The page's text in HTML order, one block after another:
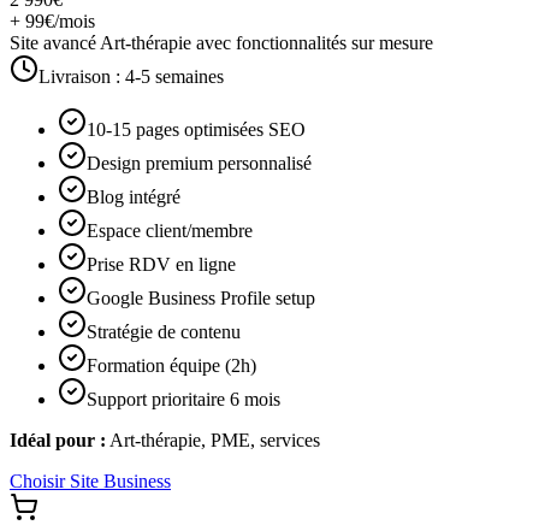
+ 99€/mois
Site avancé Art-thérapie avec fonctionnalités sur mesure
Livraison : 4-5 semaines
10-15 pages optimisées SEO
Design premium personnalisé
Blog intégré
Espace client/membre
Prise RDV en ligne
Google Business Profile setup
Stratégie de contenu
Formation équipe (2h)
Support prioritaire 6 mois
Idéal pour : Art-thérapie, PME, services
Choisir Site Business